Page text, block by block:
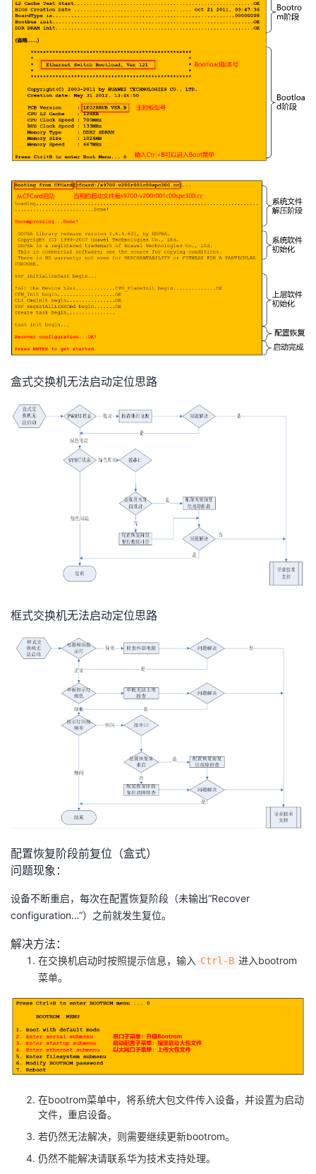
盒式交换机无法启动定位思路
框式交换机无法启动定位思路
配置恢复阶段前复位（盒式）
问题现象：
设备不断重启，每次在配置恢复阶段（未输出“Recover
configuration…”）之前就发生复位。
解决方法：
在交换机启动时按照提示信息，输入 Ctrl-B 进入bootrom
菜单。
在bootrom菜单中，将系统大包文件传入设备，并设置为启动
文件，重启设备。
若仍然无法解决，则需要继续更新bootrom。
仍然不能解决请联系华为技术支持处理。